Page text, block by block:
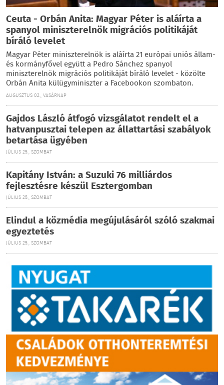
Ceuta - Orbán Anita: Magyar Péter is aláírta a
spanyol miniszterelnök migrációs politikáját
bíráló levelet
Magyar Péter miniszterelnök is aláírta 21 európai uniós állam-
és kormányfővel együtt a Pedro Sánchez spanyol
miniszterelnök migrációs politikáját bíráló levelet - közölte
Orbán Anita külügyminiszter a Facebookon szombaton.
AUGUSZTUS 02., VASÁRNAP
Gajdos László átfogó vizsgálatot rendelt el a
hatvanpusztai telepen az állattartási szabályok
betartása ügyében
JÚLIUS 25., SZOMBAT
Kapitány István: a Suzuki 76 milliárdos
fejlesztésre készül Esztergomban
JÚLIUS 25., SZOMBAT
Elindul a közmédia megújulásáról szóló szakmai
egyeztetés
JÚLIUS 25., SZOMBAT